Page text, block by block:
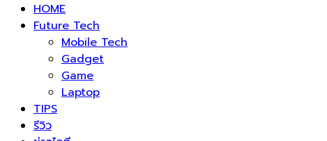
HOME
Future Tech
Mobile Tech
Gadget
Game
Laptop
TIPS
รีวิว